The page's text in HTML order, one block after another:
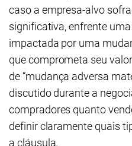
caso a empresa-alvo
significativa, enfrente
impactada por uma
que comprometa seu
de “mudança adversa
discutido durante a
compradores quanto
definir claramente quais
a cláusula.